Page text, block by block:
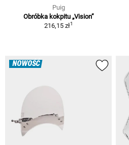
Puig
Obróbka kokpitu „Vision”
216,15 zł1
NOWOŚĆ